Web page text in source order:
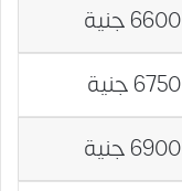
6600 جنية
6750 جنية
6900 جنية